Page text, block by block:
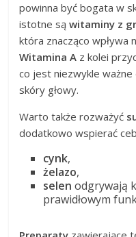
powinna być bogata w
istotne sąwitaminy z
która znacząco wpływa
Witamina A z kolei
co jest niezwykle
skóry głowy.
Warto także rozważyć
dodatkowo wspierać
cynk,
żelazo,
selen odgrywają
prawidłowym